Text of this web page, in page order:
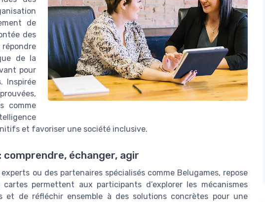
de
des
de la
pour
Inspirée
comme
et favoriser une société inclusive.
comprendre, échanger, agir
ou des partenaires spécialisés comme Belugames, repose
permettent aux participants d’explorer les mécanismes
et de réfléchir ensemble à des solutions concrètes pour une